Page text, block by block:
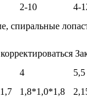
2-10 4-
спиральные
4 5,5
1,8*1,0*1,8